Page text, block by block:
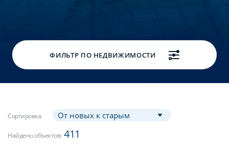
ФИЛЬТР ПО НЕДВИЖИМОСТИ
Сортировка:
Найдено объектов: 411